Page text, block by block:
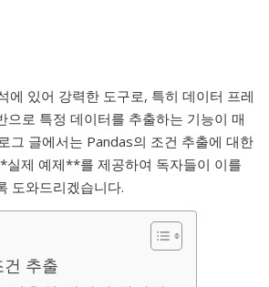
에 있어 강력한 도구로, 특히 데이터 프레
으로 특정 데이터를 추출하는 기능이 매
그 글에서는 Pandas의 조건 추출에 대한
제 예제**를 제공하여 독자들이 이를
도와드리겠습니다.
건 추출